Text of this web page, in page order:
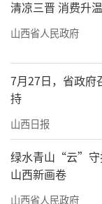
清凉三晋 消费升温
山西省人民政府
7月27日，省政府
持
山西日报
绿水青山“云”守
山西新画卷
山西省人民政府